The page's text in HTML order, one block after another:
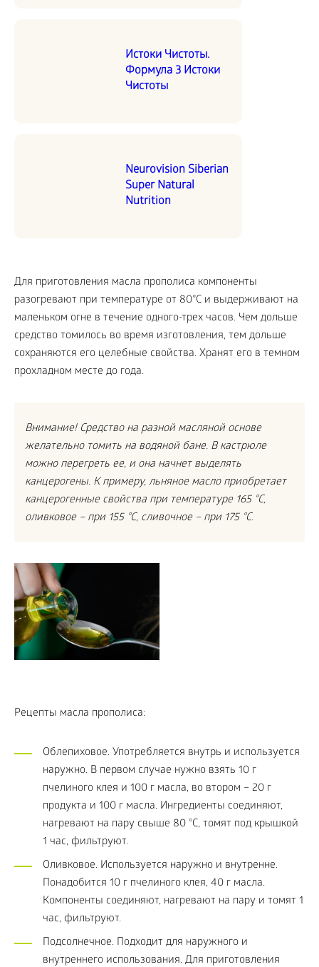
Истоки Чистоты.
Формула 3 Истоки
Чистоты
Neurovision Siberian
Super Natural
Nutrition
Для приготовления масла прополиса компоненты
разогревают при температуре от 80°C и выдерживают на
маленьком огне в течение одного-трех часов. Чем дольше
средство томилось во время изготовления, тем дольше
сохраняются его целебные свойства. Хранят его в темном
прохладном месте до года.
Внимание! Средство на разной масляной основе
желательно томить на водяной бане. В кастрюле
можно перегреть ее, и она начнет выделять
канцерогены. К примеру, льняное масло приобретает
канцерогенные свойства при температуре 165 °C,
оливковое – при 155 °C, сливочное – при 175 °C.
Рецепты масла прополиса:
Облепиховое. Употребляется внутрь и используется
наружно. В первом случае нужно взять 10 г
пчелиного клея и 100 г масла, во втором – 20 г
продукта и 100 г масла. Ингредиенты соединяют,
нагревают на пару свыше 80 °C, томят под крышкой
1 час, фильтруют.
Оливковое. Используется наружно и внутренне.
Понадобится 10 г пчелиного клея, 40 г масла.
Компоненты соединяют, нагревают на пару и томят 1
час, фильтруют.
Подсолнечное. Подходит для наружного и
внутреннего использования. Для приготовления